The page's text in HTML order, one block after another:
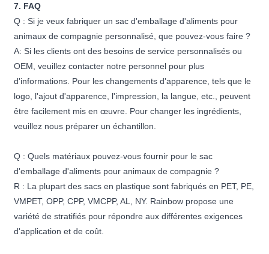
7. FAQ
Q : Si je veux fabriquer un sac d'emballage d'aliments pour
animaux de compagnie personnalisé, que pouvez-vous faire ?
A: Si les clients ont des besoins de service personnalisés ou
OEM, veuillez contacter notre personnel pour plus
d'informations. Pour les changements d'apparence, tels que le
logo, l'ajout d'apparence, l'impression, la langue, etc., peuvent
être facilement mis en œuvre. Pour changer les ingrédients,
veuillez nous préparer un échantillon.
Q : Quels matériaux pouvez-vous fournir pour le sac
d'emballage d'aliments pour animaux de compagnie ?
R : La plupart des sacs en plastique sont fabriqués en PET, PE,
VMPET, OPP, CPP, VMCPP, AL, NY. Rainbow propose une
variété de stratifiés pour répondre aux différentes exigences
d'application et de coût.